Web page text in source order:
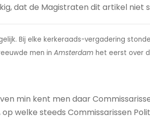
dat de Magistraten dit artikel niet
Bij elke kerkeraads-vergadering
men in Amsterdam het eerst over
min kent men daar
welke steeds Commissarissen